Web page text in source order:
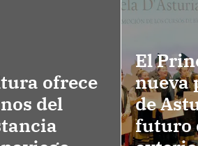
ofrece
del
El
nueva
de
futuro